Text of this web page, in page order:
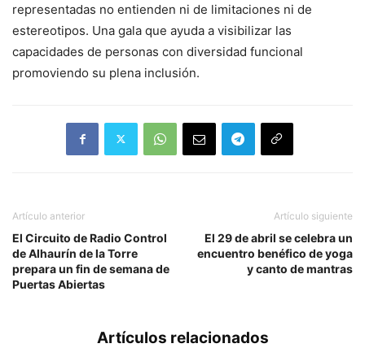
representadas no entienden ni de limitaciones ni de
estereotipos. Una gala que ayuda a visibilizar las
capacidades de personas con diversidad funcional
promoviendo su plena inclusión.
Artículo anterior
El Circuito de Radio Control
de Alhaurín de la Torre
prepara un fin de semana de
Puertas Abiertas
Artículo siguiente
El 29 de abril se celebra un
encuentro benéfico de yoga
y canto de mantras
Artículos relacionados